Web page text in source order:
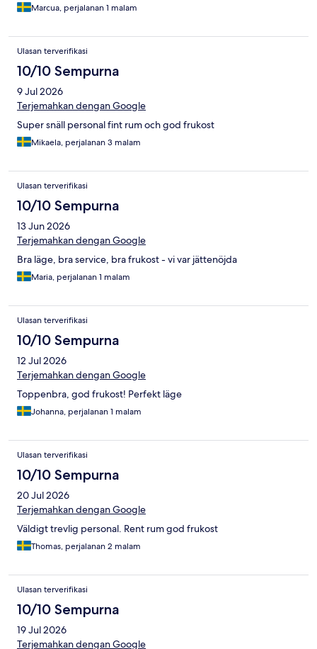
Marcua, perjalanan 1 malam
Ulasan terverifikasi
10/10 Sempurna
9 Jul 2026
Terjemahkan dengan Google
Super snäll personal fint rum och god frukost
Mikaela, perjalanan 3 malam
Ulasan terverifikasi
10/10 Sempurna
13 Jun 2026
Terjemahkan dengan Google
Bra läge, bra service, bra frukost - vi var jättenöjda
Maria, perjalanan 1 malam
Ulasan terverifikasi
10/10 Sempurna
12 Jul 2026
Terjemahkan dengan Google
Toppenbra, god frukost! Perfekt läge
Johanna, perjalanan 1 malam
Ulasan terverifikasi
10/10 Sempurna
20 Jul 2026
Terjemahkan dengan Google
Väldigt trevlig personal. Rent rum god frukost
Thomas, perjalanan 2 malam
Ulasan terverifikasi
10/10 Sempurna
19 Jul 2026
Terjemahkan dengan Google